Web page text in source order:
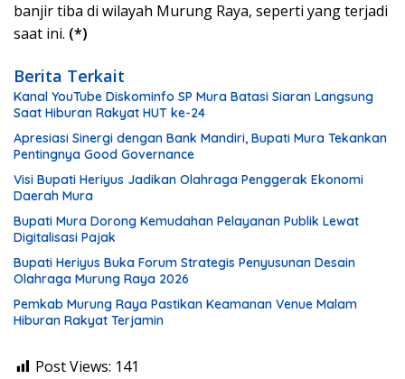
banjir tiba di wilayah Murung Raya, seperti yang terjadi
saat ini. (*)
Berita Terkait
Kanal YouTube Diskominfo SP Mura Batasi Siaran Langsung
Saat Hiburan Rakyat HUT ke-24
Apresiasi Sinergi dengan Bank Mandiri, Bupati Mura Tekankan
Pentingnya Good Governance
Visi Bupati Heriyus Jadikan Olahraga Penggerak Ekonomi
Daerah Mura
Bupati Mura Dorong Kemudahan Pelayanan Publik Lewat
Digitalisasi Pajak
Bupati Heriyus Buka Forum Strategis Penyusunan Desain
Olahraga Murung Raya 2026
Pemkab Murung Raya Pastikan Keamanan Venue Malam
Hiburan Rakyat Terjamin
Post Views: 141